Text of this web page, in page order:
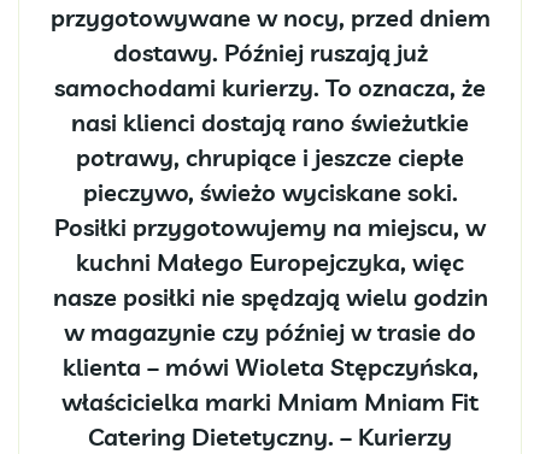
przygotowywane w nocy, przed dniem
dostawy. Później ruszają już
samochodami kurierzy. To oznacza, że
nasi klienci dostają rano świeżutkie
potrawy, chrupiące i jeszcze ciepłe
pieczywo, świeżo wyciskane soki.
Posiłki przygotowujemy na miejscu, w
kuchni Małego Europejczyka, więc
nasze posiłki nie spędzają wielu godzin
w magazynie czy później w trasie do
klienta – mówi Wioleta Stępczyńska,
właścicielka marki Mniam Mniam Fit
Catering Dietetyczny. – Kurierzy